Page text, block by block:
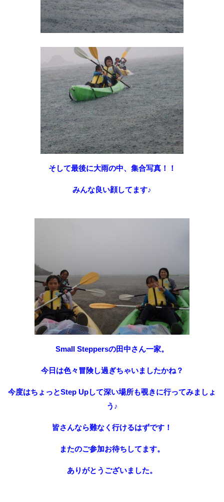
そして最後に大雨の中、集合写真！！
みんな良い顔してます♪
Small Steppersの田中さん一家。
今日は色々冒険し過ぎちゃいましたかね？
今度はちょっとStep Upして深い場所も覗きに行ってみましょ
う♪
皆さんなら難なく行けるはずです！
またのご参加お待ちしてます。
ありがとうございました。